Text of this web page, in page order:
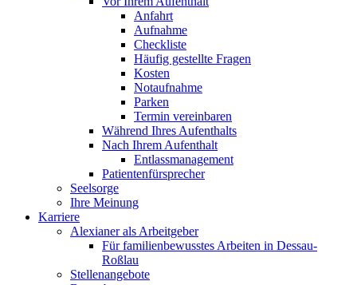
Anfahrt
Aufnahme
Checkliste
Häufig gestellte Fragen
Kosten
Notaufnahme
Parken
Termin vereinbaren
Während Ihres Aufenthalts
Nach Ihrem Aufenthalt
Entlassmanagement
Patientenfürsprecher
Seelsorge
Ihre Meinung
Karriere
Alexianer als Arbeitgeber
Für familienbewusstes Arbeiten in Dessau-
Roßlau
Stellenangebote